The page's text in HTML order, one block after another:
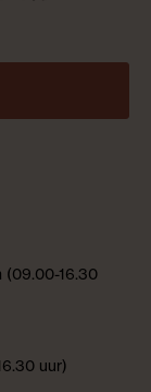
(09.00-16.30
uur)